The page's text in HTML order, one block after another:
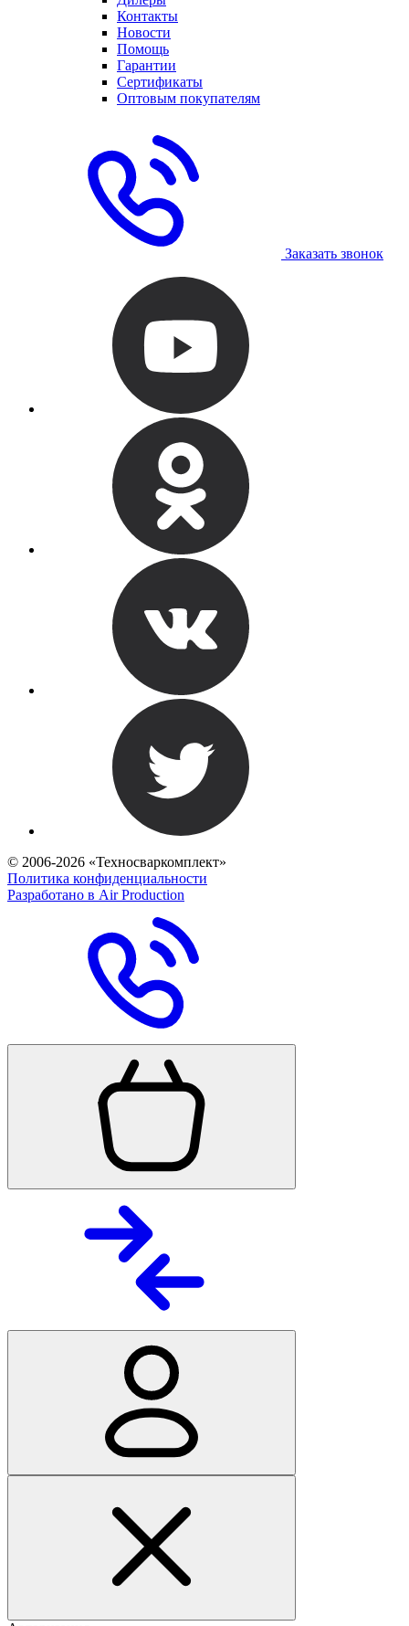
Контакты
Новости
Помощь
Гарантии
Сертификаты
Оптовым покупателям
Заказать звонок
© 2006-2026 «Техносваркомплект»
Политика конфиденциальности
Разработано в Air Production